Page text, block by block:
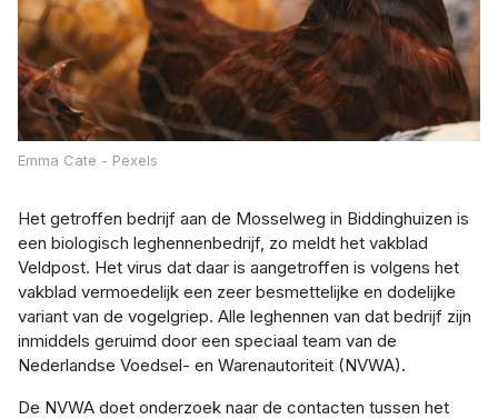
Emma Cate - Pexels
Het getroffen bedrijf aan de Mosselweg in Biddinghuizen is
een biologisch leghennenbedrijf, zo meldt het vakblad
Veldpost. Het virus dat daar is aangetroffen is volgens het
vakblad vermoedelijk een zeer besmettelijke en dodelijke
variant van de vogelgriep. Alle leghennen van dat bedrijf zijn
inmiddels geruimd door een speciaal team van de
Nederlandse Voedsel- en Warenautoriteit (NVWA).
De NVWA doet onderzoek naar de contacten tussen het